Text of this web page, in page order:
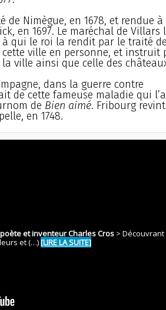
de Nimègue, en 1678, et rendue à
en 1697. Le maréchal de Villars
à qui le roi la rendit par le traité de
cette ville en personne, et instruit
ville ainsi que celle des
dans la guerre contre
de cette fameuse maladie qui
de Bien aimé. Fribourg
en 1748.